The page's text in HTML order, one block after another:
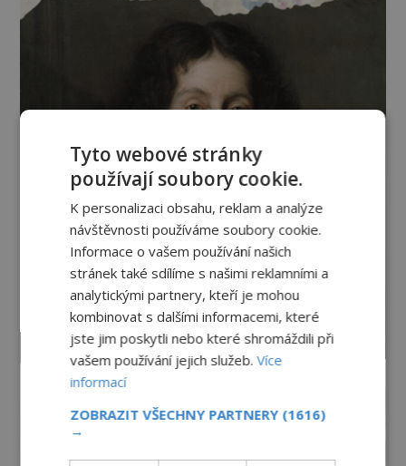
Tyto webové stránky
používají soubory cookie.
K personalizaci obsahu, reklam a analýze
návštěvnosti používáme soubory cookie.
Informace o vašem používání našich
stránek také sdílíme s našimi reklamními a
analytickými partnery, kteří je mohou
kombinovat s dalšími informacemi, které
jste jim poskytli nebo které shromáždili při
vašem používání jejich služeb.Více
informací
ZOBRAZIT VŠECHNY PARTNERY (1616)
→